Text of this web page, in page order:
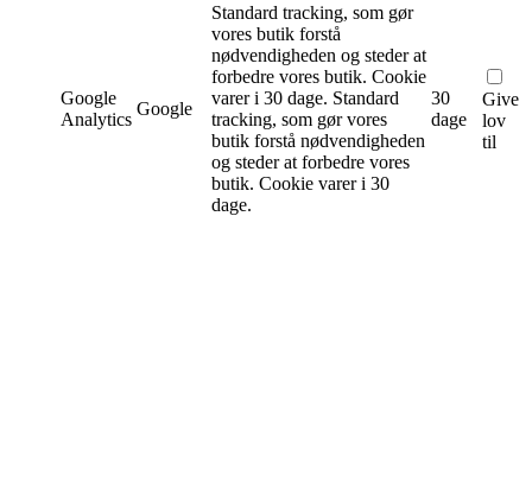
Google
Analytics
Google
Standard tracking, som gør
vores butik forstå
nødvendigheden og steder at
forbedre vores butik. Cookie
varer i 30 dage. Standard
tracking, som gør vores
butik forstå nødvendigheden
og steder at forbedre vores
butik. Cookie varer i 30
dage.
30
dage
Give
lov
til